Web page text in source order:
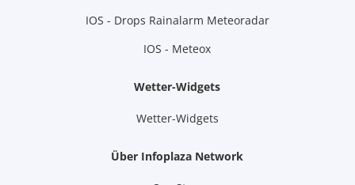
IOS - Drops Rainalarm Meteoradar
IOS - Meteox
Wetter-Widgets
Wetter-Widgets
Über Infoplaza Network